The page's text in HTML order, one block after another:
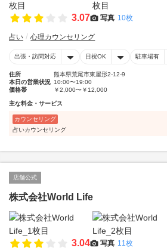
3.07 写真 10枚
占い 心理カウンセリング
出張・訪問対応 日祝OK 駐車場有
住所
熊本県荒尾市東屋形2-12-9
本日の営業状況 10:00〜19:00
価格帯
￥2,000〜￥12,000
主な料金・サービス
カウンセリング
占いカウンセリング
店舗公式
株式会社World Life
3.04 写真 11枚